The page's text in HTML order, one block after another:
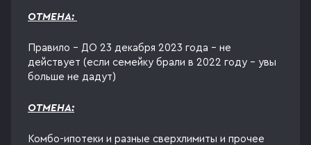
ОТМЕНА:
Правило - ДО 23 декабря 2023 года - не
действует (если семейку брали в 2022 году - увы
больше не дадут)
ОТМЕНА:
Комбо-ипотеки и разные сверхлимиты и прочее